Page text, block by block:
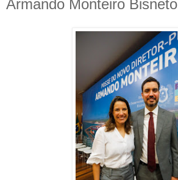
Armando Monteiro Bisneto